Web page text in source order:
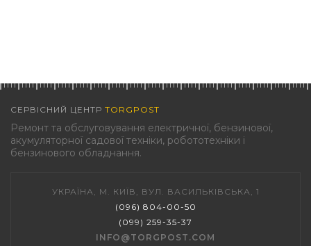
СЕРВІСНИЙ ЦЕНТР TORGPOST
Ремонт та обслуговування електричної, бензинової,
акумуляторної садової техніки, робототехніки і
бензинового обладнання.
УКРАЇНА, М. КИЇВ, ВУЛ. ВАСИЛЬКІВСЬКА, 1
(096) 804-00-50
(099) 259-35-37
INFO@TORGPOST.COM